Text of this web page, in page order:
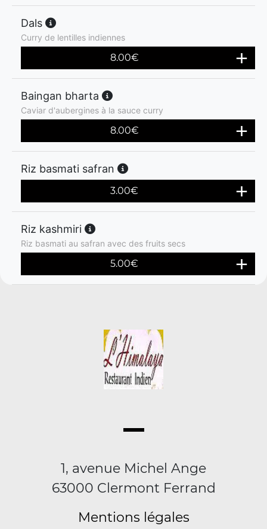
Dals
Curry de lentilles indiennes
8.00€
Baingan bharta
Caviar d'aubergines à la sauce curry
8.00€
Riz basmati safran
3.00€
Riz kashmiri
Riz basmati au safran avec des fruits secs
5.00€
1, avenue Michel Ange
63000 Clermont Ferrand
Mentions légales